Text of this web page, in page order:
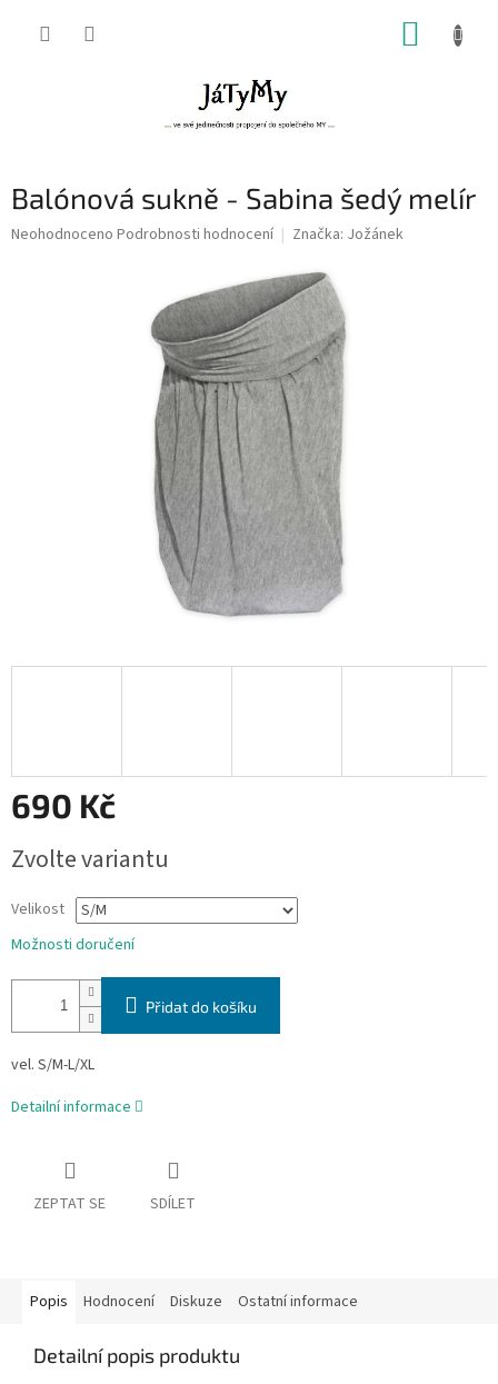
Balónová sukně - Sabina šedý melír
Průměrné
Neohodnoceno Podrobnosti hodnocení Značka: Jožánek
690 Kč
cena:
Zvolte variantu
Velikost
Možnosti doručení
Přidat do košíku
vel. S/M-L/XL
Detailní informace
ZEPTAT SE SDÍLET
Popis Hodnocení Diskuze Ostatní informace
Detailní popis produktu